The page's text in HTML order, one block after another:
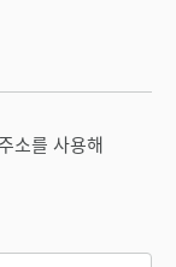
소를 사용해